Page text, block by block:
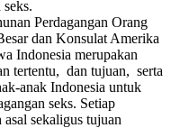
Perdagangan Orang
dan Konsulat Amerika
Indonesia merupakan
tertentu, dan tujuan, serta
anak Indonesia untuk
seks. Setiap
sekaligus tujuan